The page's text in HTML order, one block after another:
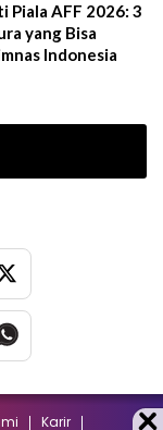
Piala AFF 2026: 3
yang Bisa
Indonesia
Karir